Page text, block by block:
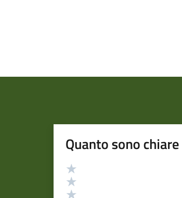
Quanto sono
Valutazione